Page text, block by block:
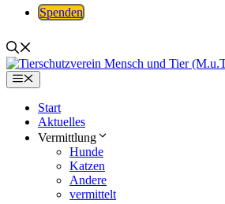
Spenden
Menü
Start
Aktuelles
Vermittlung
Hunde
Katzen
Andere
vermittelt